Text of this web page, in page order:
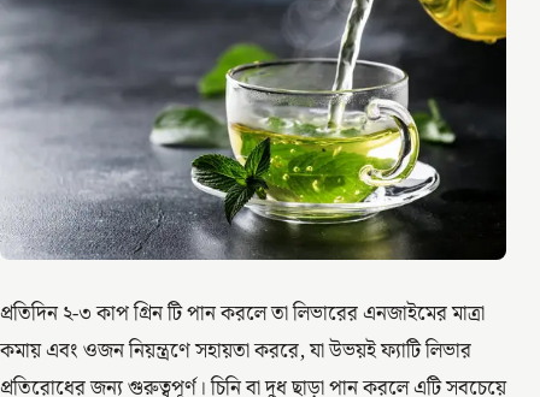
প্রতিদিন ২-৩ কাপ গ্রিন টি পান করলে তা লিভারের এনজাইমের মাত্রা
কমায় এবং ওজন নিয়ন্ত্রণে সহায়তা কররে, যা উভয়ই ফ্যাটি লিভার
প্রতিরোধের জন্য গুরুত্বপূর্ণ। চিনি বা দুধ ছাড়া পান করলে এটি সবচেয়ে